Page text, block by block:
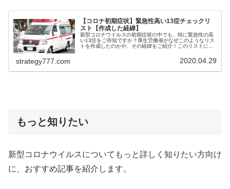
【コロナ初期症状】緊急性高い13症チェックリ
スト【作成した経緯】
新型コロナウイルスの初期症状の中でも、特に緊急性の高
い13症をご存知ですか？厚生労働省がなぜこのようなリス
トを作成したのかや、その経緯をご紹介！このリストによ
strategy777.com 2020.04.29
もっと知りたい
新型コロナウイルスについてもっと詳しく知りたい方向け
に、おすすめ記事を紹介します。